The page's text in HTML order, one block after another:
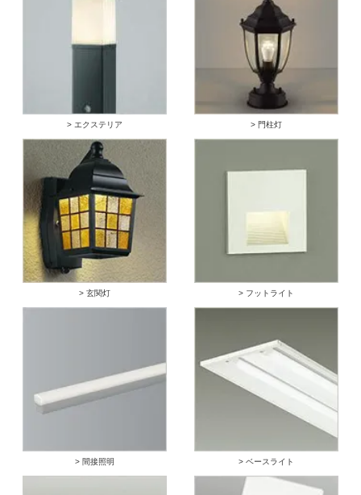
> エクステリア > 門柱灯
> 玄関灯 > フットライト
> 間接照明 > ベースライト